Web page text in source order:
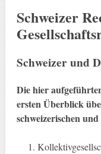
Schweizer
Schweizer und
Die hier
ersten Überblick
schweizerischen